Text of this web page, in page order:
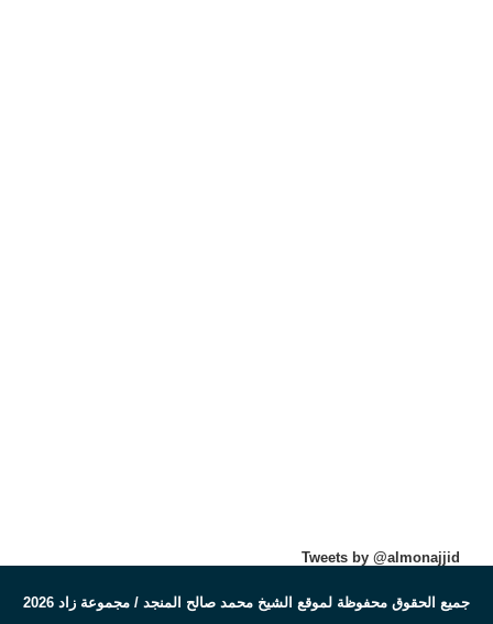
Tweets by @almonajjid
جميع الحقوق محفوظة لموقع الشيخ محمد صالح المنجد / مجموعة زاد 2026